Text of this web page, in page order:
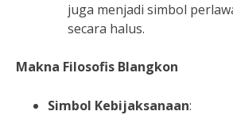
juga menjadi simbol
secara halus.
Makna Filosofis Blangkon
Simbol Kebijaksanaan: